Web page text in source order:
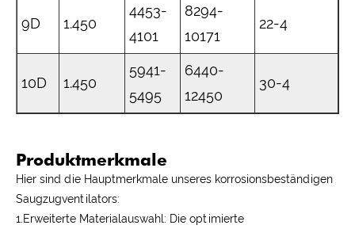
9D 1.450
4453-
4101
8294-
10171
22-4
10D 1.450
5941-
5495
6440-
12450
30-4
Produktmerkmale
Hier sind die Hauptmerkmale unseres korrosionsbeständigen
Saugzugventilators:
1.Erweiterte Materialauswahl: Die optimierte